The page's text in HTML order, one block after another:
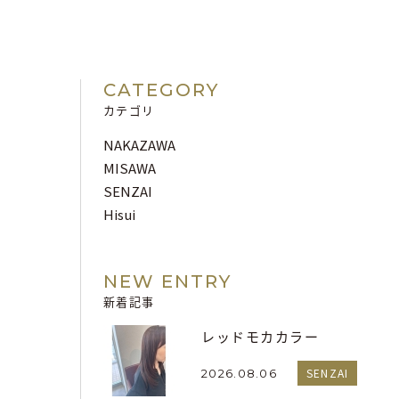
CATEGORY
カテゴリ
NAKAZAWA
MISAWA
SENZAI
Hisui
NEW ENTRY
新着記事
レッドモカカラー
2026.08.06 SENZAI